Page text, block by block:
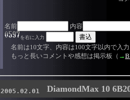
名前 内容
を右に入力
名前は10文字、内容は100文字以内で入
もっと長いコメントや感想は掲示板（ →
2005.02.01 DiamondMax 10